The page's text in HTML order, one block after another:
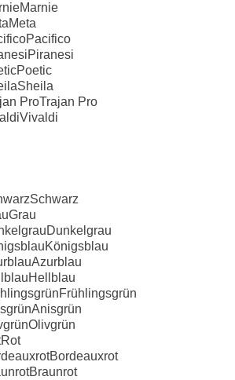
Marnie
Meta
Pacifico
Piranesi
Poetic
Sheila
Trajan Pro
Vivaldi
Schwarz
Grau
Dunkelgrau
Königsblau
Azurblau
Hellblau
Frühlingsgrün
Anisgrün
Olivgrün
Rot
Bordeauxrot
Braunrot